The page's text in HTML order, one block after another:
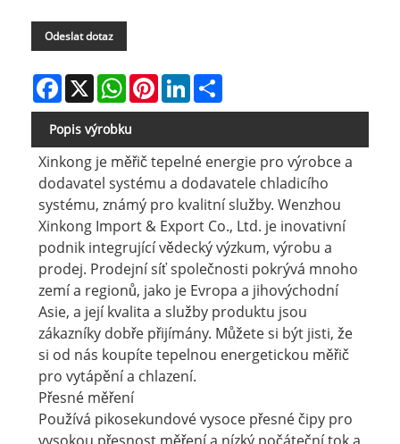
Odeslat dotaz
Facebook
X WhatsAppPinterestLinkedIn
Popis výrobku
Xinkong je měřič tepelné energie pro výrobce a
dodavatel systému a dodavatele chladicího
systému, známý pro kvalitní služby. Wenzhou
Xinkong Import & Export Co., Ltd. je inovativní
podnik integrující vědecký výzkum, výrobu a
prodej. Prodejní síť společnosti pokrývá mnoho
zemí a regionů, jako je Evropa a jihovýchodní
Asie, a její kvalita a služby produktu jsou
zákazníky dobře přijímány. Můžete si být jisti, že
si od nás koupíte tepelnou energetickou měřič
pro vytápění a chlazení.
Přesné měření
Používá pikosekundové vysoce přesné čipy pro